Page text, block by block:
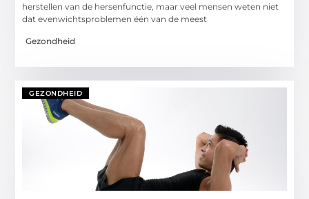
herstellen van de hersenfunctie, maar veel mensen weten niet
dat evenwichtsproblemen één van de meest
Gezondheid
GEZONDHEID